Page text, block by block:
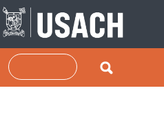
Pasar al contenido principal
Buscar